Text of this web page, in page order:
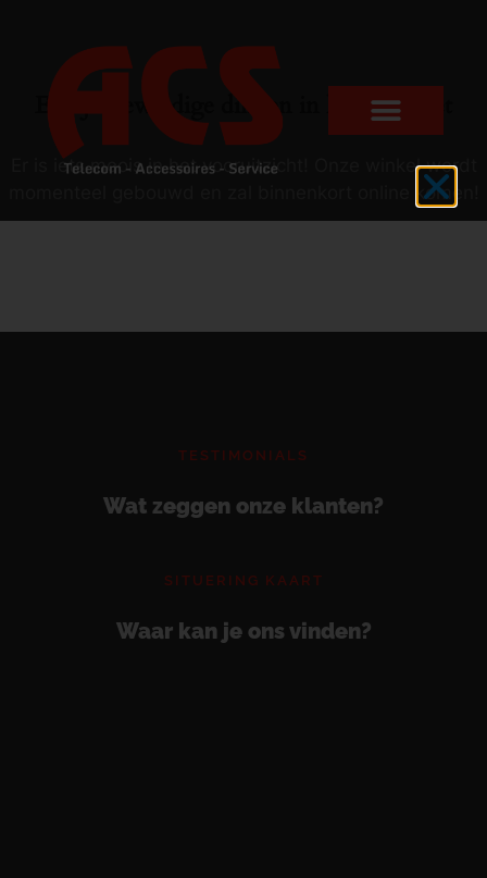
Er zijn geweldige dingen in het verschiet
Er is iets moois in het vooruitzicht! Onze winkel wordt
momenteel gebouwd en zal binnenkort online komen!
TESTIMONIALS
Wat zeggen onze klanten?
SITUERING KAART
Waar kan je ons vinden?